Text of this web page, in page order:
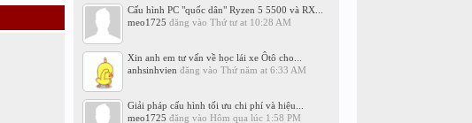
Cấu hình PC "quốc dân" Ryzen 5 5500 và RX...
meo1725 đăng vào Thứ tư at 10:28 AM
Xin anh em tư vấn về học lái xe Ôtô cho...
anhsinhvien đăng vào Thứ năm at 6:33 AM
Giải pháp cấu hình tối ưu chi phí và hiệu...
meo1725 đăng vào Hôm qua lúc 1:58 PM